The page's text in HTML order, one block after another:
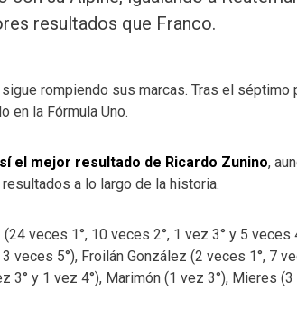
resultados que Franco.
sigue rompiendo sus marcas. Tras el séptimo
en la Fórmula Uno.
el mejor resultado de Ricardo Zunino,
a lo largo de la historia.
(24 veces 1°, 10 veces 2°, 1 vez 3° y 5
veces 5°), Froilán González (2 veces 1°, 7
3° y 1 vez 4°), Marimón (1 vez 3°), Mieres